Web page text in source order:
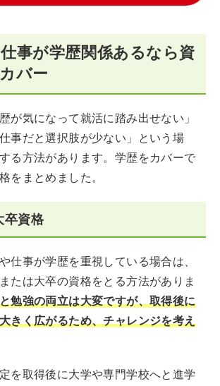
事が学歴関係あるなら資
バー
が気になって就活に踏み出せない」
事だと選択肢が少ない」という場
る方法があります。学歴をカバーで
をまとめました。
卒資格
仕事が学歴を重視している場合は、
たは大卒の資格をとる方法がありま
勉強の両立は大変ですが、取得後に
きく広がるため、チャレンジを考え
を取得後に大学や専門学校へと進学